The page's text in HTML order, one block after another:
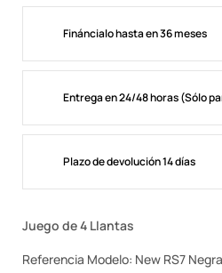
Fináncialo hasta en 36 meses
Entrega en 24/48 horas (Sólo
Plazo de devolución 14 días
Juego de 4 Llantas
Referencia Modelo: New RS7